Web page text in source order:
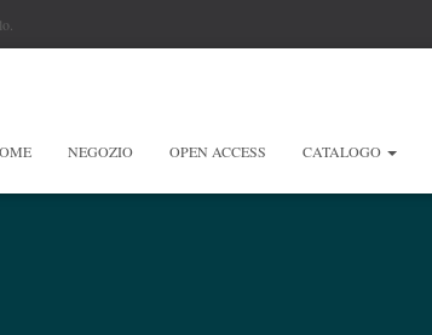
NEGOZIO OPEN ACCESS CATALOGO